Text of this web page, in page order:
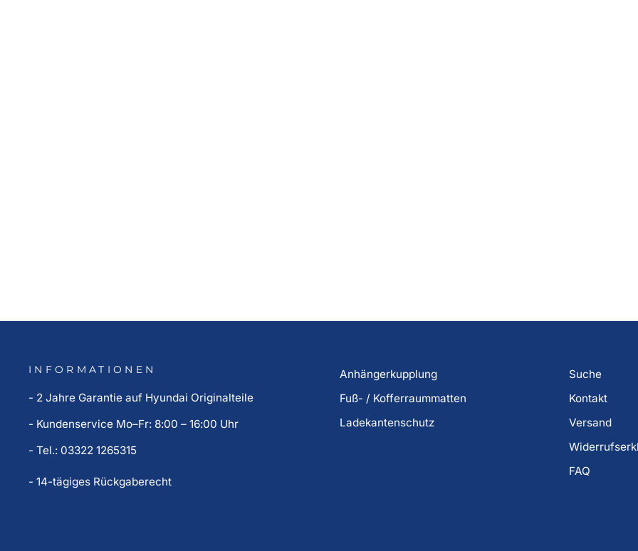
INFORMATIONEN
- 2 Jahre Garantie auf Hyundai Originalteile
- Kundenservice Mo–Fr: 8:00 – 16:00 Uhr
- Tel.: 03322 1265315
- 14-tägiges Rückgaberecht
Anhängerkupplung
Fuß- / Kofferraummatten
Ladekantenschutz
Suche
Kontakt
Versand
FAQ